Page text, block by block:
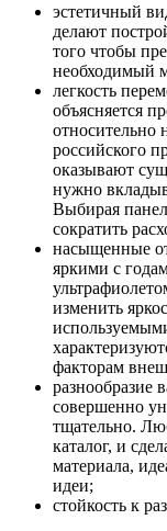
эстетичный
делают
того чтобы
необходимый
легкость
объясняется
относительно
российского
оказывают
нужно
Выбирая
сократить
насыщенные
яркими с
изменить
факторам
разнообразие
совершенно
тщательно.
каталог, и
материала,
идеи;
стойкость к